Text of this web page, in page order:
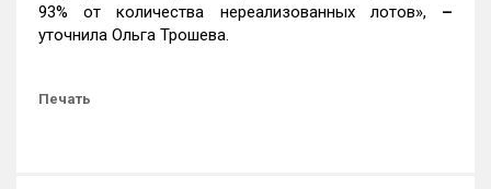
93% от количества нереализованных лотов», –
уточнила Ольга Трошева.
Печать